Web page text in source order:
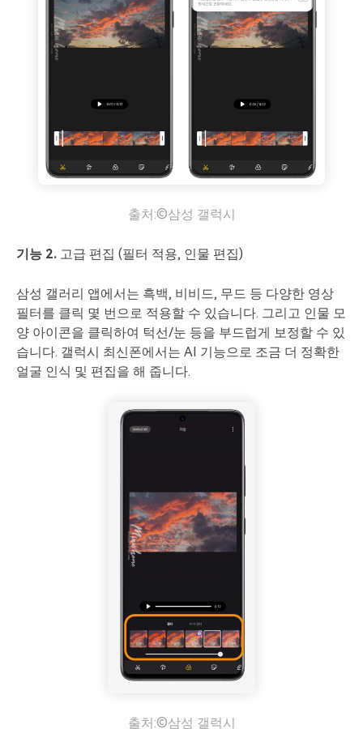
출처:©삼성 갤럭시
기능 2. 고급 편집 (필터 적용, 인물 편집)
삼성 갤러리 앱에서는 흑백, 비비드, 무드 등 다양한 영상
필터를 클릭 몇 번으로 적용할 수 있습니다. 그리고 인물 모
양 아이콘을 클릭하여 턱선/눈 등을 부드럽게 보정할 수 있
습니다. 갤럭시 최신폰에서는 AI 기능으로 조금 더 정확한
얼굴 인식 및 편집을 해 줍니다.
출처:©삼성 갤럭시